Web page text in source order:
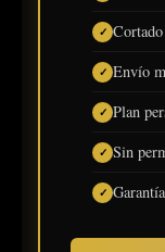
Envío
Plan
Sin